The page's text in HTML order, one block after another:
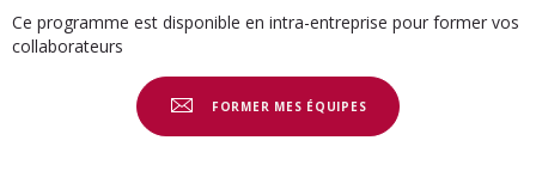
Ce programme est disponible en intra-entreprise pour former vos
collaborateurs
FORMER MES ÉQUIPES